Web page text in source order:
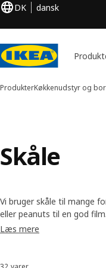
DK dansk
ProdukterKøkkenudstyr og
Skåle
Vi bruger skåle til mange
eller peanuts til en god
opfylder netop dit behov.
Læs mere